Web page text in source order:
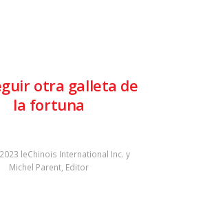
otra galleta de
la fortuna
leChinois International Inc. y
Michel Parent, Editor